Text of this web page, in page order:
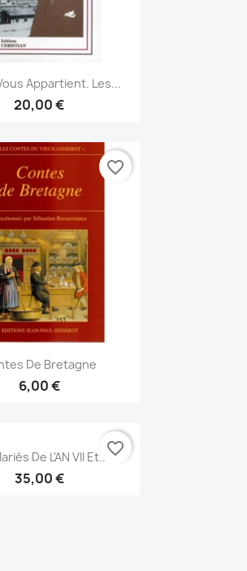
Snabbvy
Appartient. Les...
20,00 €
Snabbvy
De Bretagne
6,00 €
favorite_border
Snabbvy
De L'AN VII Et...
35,00 €
favorite_border